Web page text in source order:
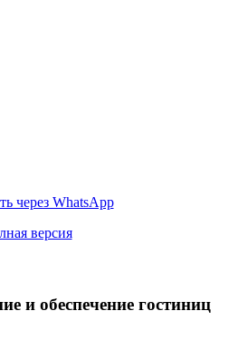
версия
и обеспечение гостиниц